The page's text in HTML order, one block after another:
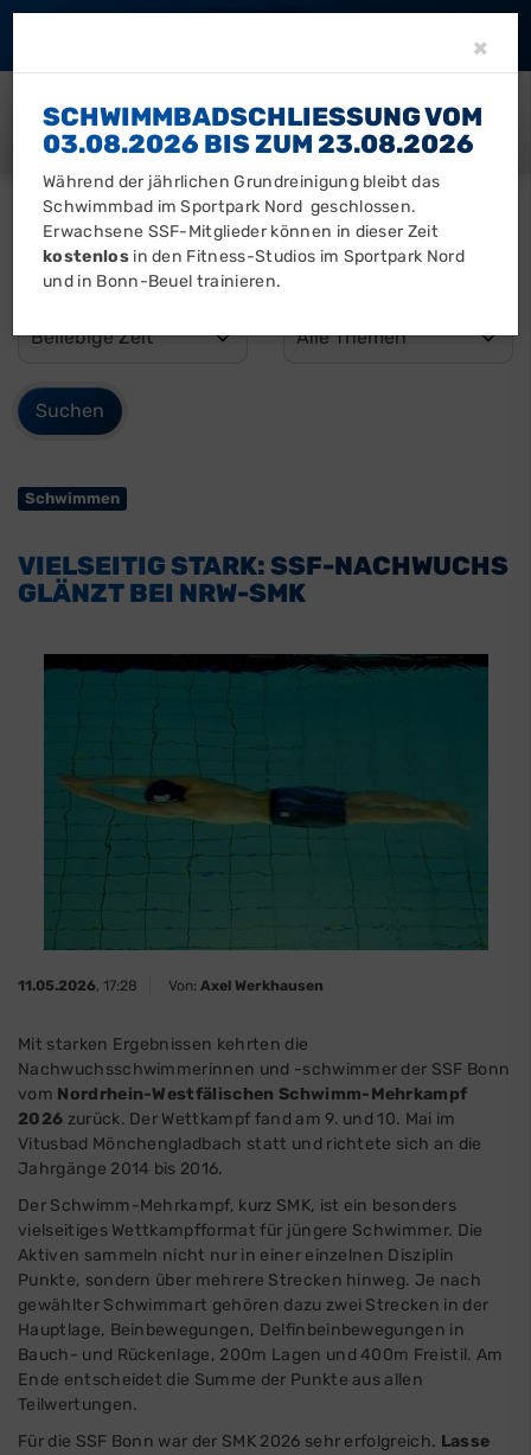
Schwimmen
VIELSEITIG STARK: SSF-NACHWUCHS
GLÄNZT BEI NRW-SMK
11.05.2026, 17:28 Von: Axel Werkhausen
Mit starken Ergebnissen kehrten die
Nachwuchsschwimmerinnen und -schwimmer der SSF Bonn
vom Nordrhein-Westfälischen Schwimm-Mehrkampf
2026 zurück. Der Wettkampf fand am 9. und 10. Mai im
Vitusbad Mönchengladbach statt und richtete sich an die
Jahrgänge 2014 bis 2016.
Der Schwimm-Mehrkampf, kurz SMK, ist ein besonders
vielseitiges Wettkampfformat für jüngere Schwimmer. Die
Aktiven sammeln nicht nur in einer einzelnen Disziplin
Punkte, sondern über mehrere Strecken hinweg. Je nach
gewählter Schwimmart gehören dazu zwei Strecken in der
Hauptlage, Beinbewegungen, Delfinbeinbewegungen in
Bauch- und Rückenlage, 200m Lagen und 400m Freistil. Am
Ende entscheidet die Summe der Punkte aus allen
Teilwertungen.
Für die SSF Bonn war der SMK 2026 sehr erfolgreich. Lasse
×
SCHWIMMBADSCHLIESSUNG VOM 0
3.08.2026 BIS ZUM 23.08.2026
Während der jährlichen Grundreinigung bleibt das
Schwimmbad im Sportpark Nord geschlossen.
Erwachsene SSF-Mitglieder können in dieser Zeit
kostenlosin den Fitness-Studios im Sportpark Nord
und in Bonn-Beuel trainieren.